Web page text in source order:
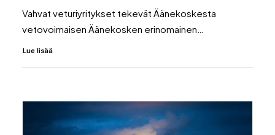
Vahvat veturiyritykset tekevät Äänekoskesta
vetovoimaisen Äänekosken erinomainen…
Lue lisää